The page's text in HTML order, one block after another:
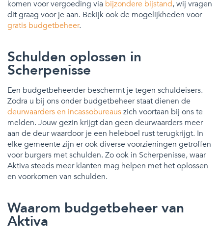
komen voor vergoeding via bijzondere bijstand, wij vragen
dit graag voor je aan. Bekijk ook de mogelijkheden voor
gratis budgetbeheer.
Schulden oplossen in
Scherpenisse
Een budgetbeheerder beschermt je tegen schuldeisers.
Zodra u bij ons onder budgetbeheer staat dienen de
deurwaarders en incassobureauszich voortaan bij ons te
melden. Jouw gezin krijgt dan geen deurwaarders meer
aan de deur waardoor je een heleboel rust terugkrijgt. In
elke gemeente zijn er ook diverse voorzieningen getroffen
voor burgers met schulden. Zo ook in Scherpenisse, waar
Aktiva steeds meer klanten mag helpen met het oplossen
en voorkomen van schulden.
Waarom budgetbeheer van
Aktiva